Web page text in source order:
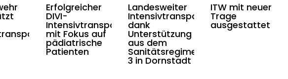
Erfolgreicher
DIVI-
Intensivtransportkurs
mit Fokus auf
pädiatrische
Patienten
Landesweiter
Intensivtransport
dank
Unterstützung
aus dem
Sanitätsregiment
3 in Dornstadt
ITW mit neuer
Trage
ausgestattet